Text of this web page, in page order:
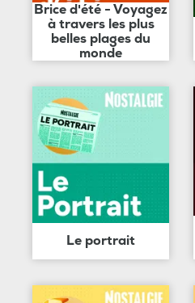
Brice d'été - Voyagez
à travers les plus
belles plages du
monde
Le portrait